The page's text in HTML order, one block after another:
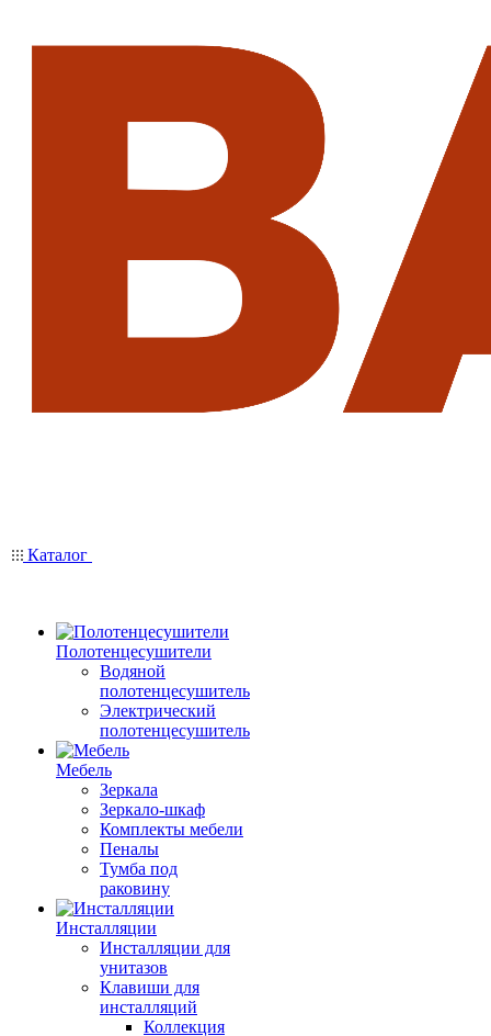
Каталог
Полотенцесушители
Водяной
полотенцесушитель
Электрический
полотенцесушитель
Мебель
Зеркала
Зеркало-шкаф
Комплекты мебели
Пеналы
Тумба под
раковину
Инсталляции
Инсталляции для
унитазов
Клавиши для
инсталляций
Коллекция